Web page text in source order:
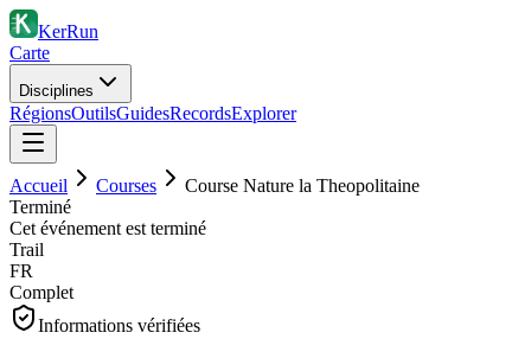
KerRun
Carte
Disciplines
RégionsOutilsGuidesRecordsExplorer
Accueil Courses
Course Nature la Theopolitaine
Terminé
Cet événement est terminé
Trail
FR
Complet
Informations vérifiées